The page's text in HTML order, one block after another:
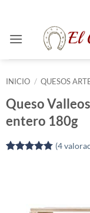
contenido
INICIO / QUESOS
Queso
entero 180g
de clientes
(4